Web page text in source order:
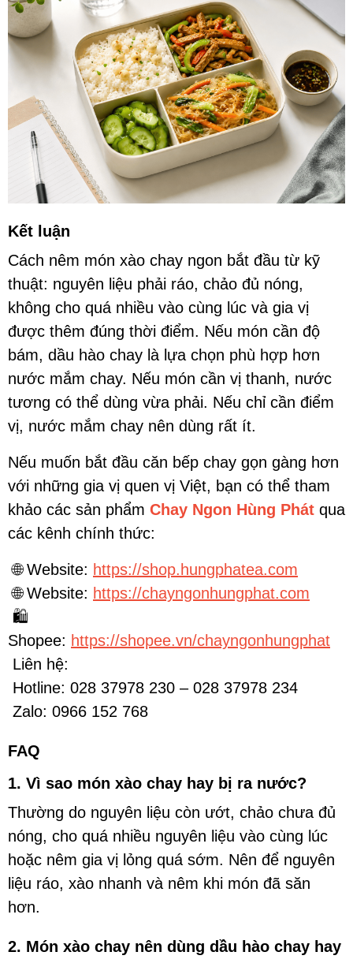
Kết luận
Cách nêm món xào chay ngon bắt đầu từ kỹ
thuật: nguyên liệu phải ráo, chảo đủ nóng,
không cho quá nhiều vào cùng lúc và gia vị
được thêm đúng thời điểm. Nếu món cần độ
bám, dầu hào chay là lựa chọn phù hợp hơn
nước mắm chay. Nếu món cần vị thanh, nước
tương có thể dùng vừa phải. Nếu chỉ cần điểm
vị, nước mắm chay nên dùng rất ít.
Nếu muốn bắt đầu căn bếp chay gọn gàng hơn
với những gia vị quen vị Việt, bạn có thể tham
khảo các sản phẩm Chay Ngon Hùng Phát qua
các kênh chính thức:
🌐 Website: https://shop.hungphatea.com
🌐 Website: https://chayngonhungphat.com
🛍
Shopee: https://shopee.vn/chayngonhungphat
Liên hệ:
Hotline: 028 37978 230 – 028 37978 234
Zalo: 0966 152 768
FAQ
1. Vì sao món xào chay hay bị ra nước?
Thường do nguyên liệu còn ướt, chảo chưa đủ
nóng, cho quá nhiều nguyên liệu vào cùng lúc
hoặc nêm gia vị lỏng quá sớm. Nên để nguyên
liệu ráo, xào nhanh và nêm khi món đã săn
hơn.
2. Món xào chay nên dùng dầu hào chay hay